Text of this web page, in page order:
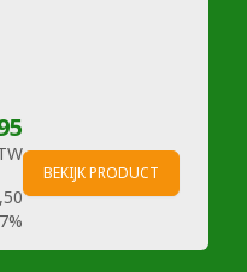
BEKIJK PRODUCT